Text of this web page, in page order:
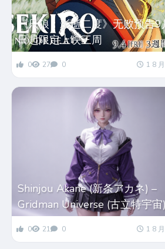
《只狼：影逝二度》无败预告9
日起限定上映三周
0 27 0 1 8
Shinjou Akane (新条アカネ) –
Gridman Universe (古立特宇宙)
0 21 0 1 8